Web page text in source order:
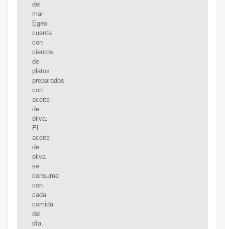
del
mar
Egeo
cuenta
con
cientos
de
platos
preparados
con
aceite
de
oliva.
El
aceite
de
oliva
se
consume
con
cada
comida
del
día,